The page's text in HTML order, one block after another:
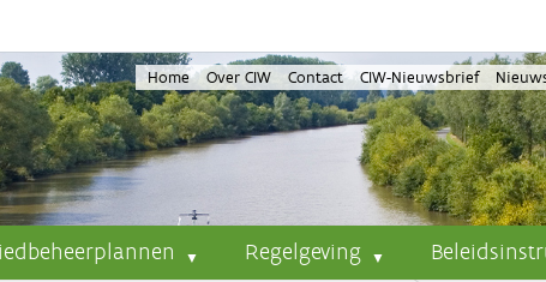
Home Over CIW Contact CIW-Nieuwsbrief
Regelgeving